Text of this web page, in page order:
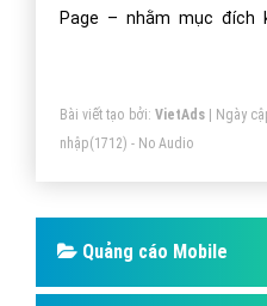
Page – nhằm mục đích
Bài viết tạo bởi: VietAds| Ngày
nhập(1712) - No Audio
Quảng cáo Mobile